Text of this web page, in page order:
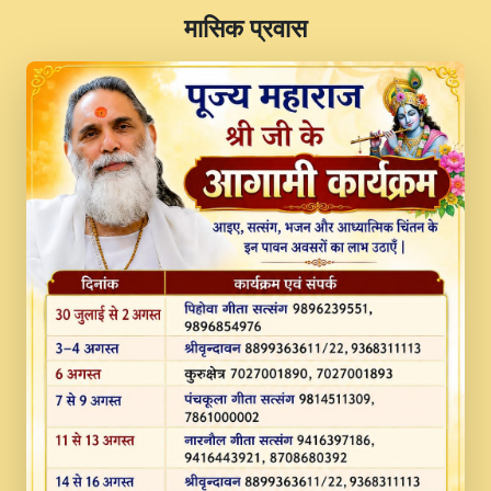
JINU SATGURU AAP BULAVE by Rasik
Pawan ji 20-11-19 Sankirtan At VEER JI
PRABHU KUTEER CHANNEL.mp3
Kina Sohna Tera Bhawan Sajaya Mata
Vaishno Devi Aarti Mata Rani Bhajan By
Lakhwinder Wadali Ji.mp3
MERE MANN VICH KANTH KALER
NEW PUNAJBI DEVOTIONAL SONG 2017
FULL VIDEO HD.mp3
Na To Roop Hai Bindu Ji Maharaj Pad - A
Divine Bhajan by Shri Indresh Ji
#BhaktiPath.mp3
Radha Rani Ki Kirpa Best Devotional
Song By Chitra Vichitra.mp3
​मासिक प्रवास